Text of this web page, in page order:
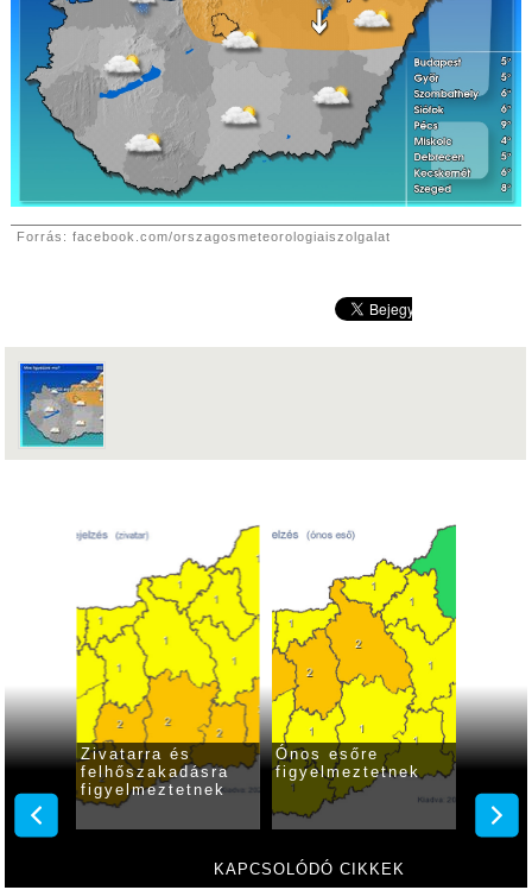
Forrás: facebook.com/orszagosmeteorologiaiszolgalat
KAPCSOLÓDÓ CIKKEK
lesz a
Zivatarra és
felhőszakadásra
figyelmeztetnek
Ónos esőre
figyelmeztetnek
Rövid